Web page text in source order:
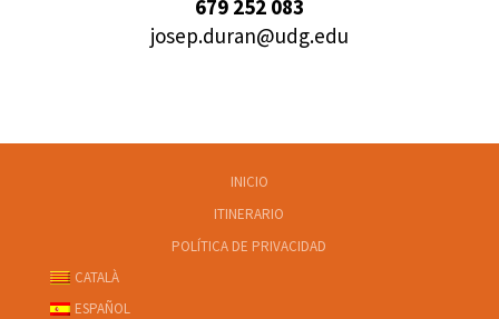
679 252 083
josep.duran@udg.edu
INICIO
ITINERARIO
POLÍTICA DE PRIVACIDAD
CATALÀ
ESPAÑOL